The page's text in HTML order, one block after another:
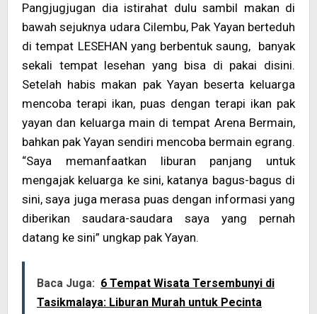
Pangjugjugan dia istirahat dulu sambil makan di
bawah sejuknya udara Cilembu, Pak Yayan berteduh
di tempat LESEHAN yang berbentuk saung, banyak
sekali tempat lesehan yang bisa di pakai disini.
Setelah habis makan pak Yayan beserta keluarga
mencoba terapi ikan, puas dengan terapi ikan pak
yayan dan keluarga main di tempat Arena Bermain,
bahkan pak Yayan sendiri mencoba bermain egrang.
“Saya memanfaatkan liburan panjang untuk
mengajak keluarga ke sini, katanya bagus-bagus di
sini, saya juga merasa puas dengan informasi yang
diberikan saudara-saudara saya yang pernah
datang ke sini” ungkap pak Yayan.
Baca Juga: 6 Tempat Wisata Tersembunyi di
Tasikmalaya: Liburan Murah untuk Pecinta